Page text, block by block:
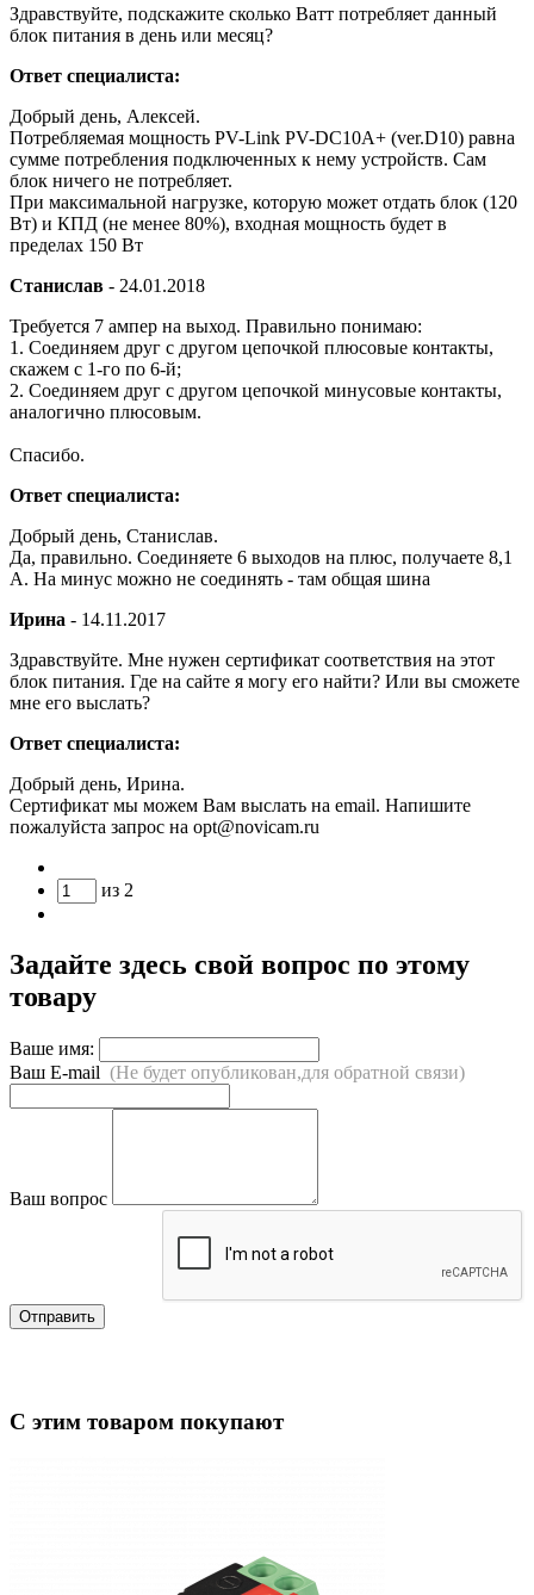
Здравствуйте, подскажите сколько Ватт потребляет данный
блок питания в день или месяц?
Ответ специалиста:
Добрый день, Алексей.
Потребляемая мощность PV-Link PV-DC10A+ (ver.D10) равна
сумме потребления подключенных к нему устройств. Сам
блок ничего не потребляет.
При максимальной нагрузке, которую может отдать блок (120
Вт) и КПД (не менее 80%), входная мощность будет в
пределах 150 Вт
Станислав - 24.01.2018
Требуется 7 ампер на выход. Правильно понимаю:
1. Соединяем друг с другом цепочкой плюсовые контакты,
скажем с 1-го по 6-й;
2. Соединяем друг с другом цепочкой минусовые контакты,
аналогично плюсовым.
Спасибо.
Ответ специалиста:
Добрый день, Станислав.
Да, правильно. Соединяете 6 выходов на плюс, получаете 8,1
А. На минус можно не соединять - там общая шина
Ирина - 14.11.2017
Здравствуйте. Мне нужен сертификат соответствия на этот
блок питания. Где на сайте я могу его найти? Или вы сможете
мне его выслать?
Ответ специалиста:
Добрый день, Ирина.
Сертификат мы можем Вам выслать на email. Напишите
пожалуйста запрос на opt@novicam.ru
из 2
Задайте здесь свой вопрос по этому
товару
Ваше имя:
Ваш E-mail (Не будет опубликован,для обратной связи)
Ваш вопрос
Отправить
С этим товаром покупают